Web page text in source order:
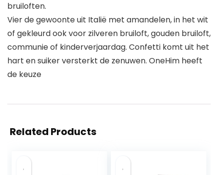
bruiloften.
Vier de gewoonte uit Italië met amandelen, in het wit
of gekleurd ook voor zilveren bruiloft, gouden bruiloft,
communie of kinderverjaardag. Confetti komt uit het
hart en suiker versterkt de zenuwen. OneHim heeft
de keuze
Related Products